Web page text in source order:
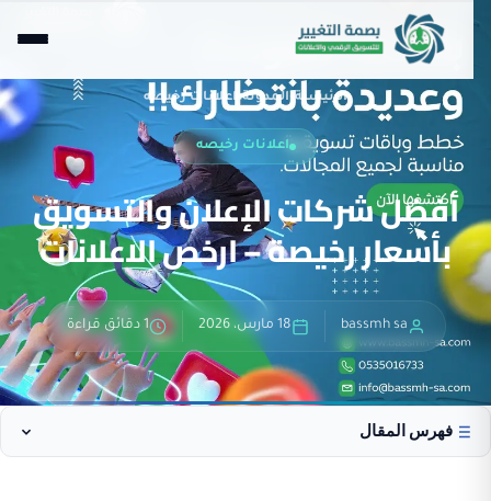
الرئيسية›المدونة ›اعلانات رخيصه
اعلانات رخيصه
أفضل شركات الإعلان والتسويق
بأسعار رخيصة – ارخص الاعلانات
bassmh sa 18 مارس، 2026 1 دقائق قراءة
فهرس المقال